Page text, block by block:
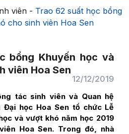
viên- Trao 62 suất học bổng
cho sinh viên Hoa Sen
bổng Khuyến học và
viên Hoa Sen
12/12/2019
tác sinh viên và Quan hệ
Đại học Hoa Sen tổ chức Lễ
và vượt khó năm học 2019
Hoa Sen. Trong đó, nhà